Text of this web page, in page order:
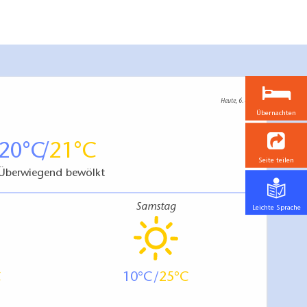
Heute, 6. 8.
21
bewölkt
Samstag
10 25
Übernachten
Seite teilen
Leichte Sprache